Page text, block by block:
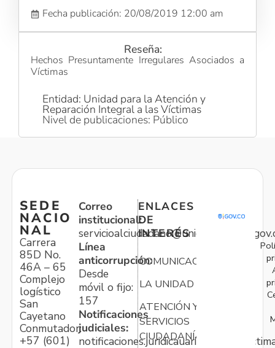
Fecha publicación: 20/08/2019 12:00 am
Reseña:
Hechos Presuntamente Irregulares Asociados a
Víctimas
Entidad: Unidad para la Atención y
Reparación Integral a las Víctimas
Nivel de publicaciones: Público
SEDE
NACIO
NAL
Carrera
85D No.
46A – 65
Complejo
logístico
San
Cayetano
Conmutador:
+57 (601)
Correo
institucional:
Línea
anticorrupción:
Desde
móvil o fijo:
157
Notificaciones
judiciales:
ENLACES
DE
INTERÉS
COMUNICACIONES
LA UNIDAD
ATENCIÓN Y
SERVICIOS
CIUDADANÍA